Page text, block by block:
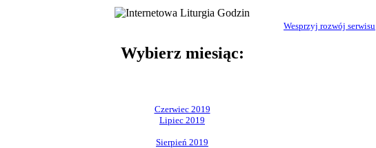
Wesprzyj rozwój serwisu
Wybierz miesiąc:
Czerwiec 2019
Lipiec 2019
Sierpień 2019